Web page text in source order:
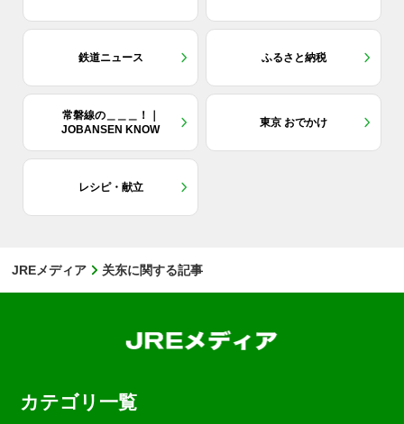
鉄道ニュース ふるさと納税
常磐線の＿＿＿！｜
JOBANSEN KNOW
東京 おでかけ
レシピ・献立
JREメディア 关东に関する記事
カテゴリ一覧